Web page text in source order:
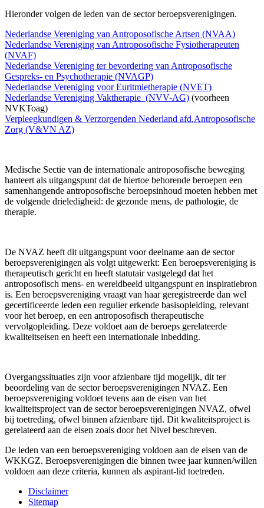
Hieronder volgen de leden van de sector beroepsverenigingen.
Nederlandse Vereniging van Antroposofische Artsen (NVAA)
Nederlandse Vereniging van Antroposofische Fysiotherapeuten
(NVAF)
Nederlandse Vereniging ter bevordering van Antroposofische
Gespreks- en Psychotherapie (NVAGP)
Nederlandse Vereniging voor Euritmietherapie (NVET)
Nederlandse Vereniging Vaktherapie (NVV-AG) (voorheen
NVKToag)
Verpleegkundigen & Verzorgenden Nederland afd.Antroposofische
Zorg (V&VN AZ)
Medische Sectie van de internationale antroposofische beweging
hanteert als uitgangspunt dat de hiertoe behorende beroepen een
samenhangende antroposofische beroepsinhoud moeten hebben met
de volgende drieledigheid: de gezonde mens, de pathologie, de
therapie.
De NVAZ heeft dit uitgangspunt voor deelname aan de sector
beroepsverenigingen als volgt uitgewerkt: Een beroepsvereniging is
therapeutisch gericht en heeft statutair vastgelegd dat het
antroposofisch mens- en wereldbeeld uitgangspunt en inspiratiebron
is. Een beroepsvereniging vraagt van haar geregistreerde dan wel
gecertificeerde leden een regulier erkende basisopleiding, relevant
voor het beroep, en een antroposofisch therapeutische
vervolgopleiding. Deze voldoet aan de beroeps gerelateerde
kwaliteitseisen en heeft een internationale inbedding.
Overgangssituaties zijn voor afzienbare tijd mogelijk, dit ter
beoordeling van de sector beroepsverenigingen NVAZ. Een
beroepsvereniging voldoet tevens aan de eisen van het
kwaliteitsproject van de sector beroepsverenigingen NVAZ, ofwel
bij toetreding, ofwel binnen afzienbare tijd. Dit kwaliteitsproject is
gerelateerd aan de eisen zoals door het Nivel beschreven.
De leden van een beroepsvereniging voldoen aan de eisen van de
WKKGZ. Beroepsverenigingen die binnen twee jaar kunnen/willen
voldoen aan deze criteria, kunnen als aspirant-lid toetreden.
Disclaimer
Sitemap